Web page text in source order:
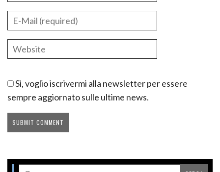
Sì, voglio iscrivermi alla newsletter per essere
sempre aggiornato sulle ultime news.